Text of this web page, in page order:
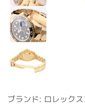
ブランド: ロレック